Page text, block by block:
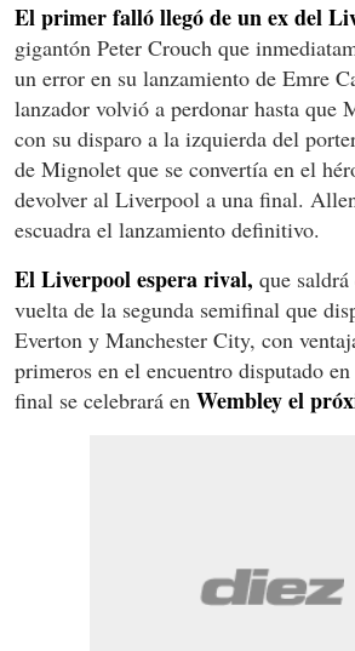
El primer falló llegó de un ex del
gigantón Peter Crouch que
un error en su lanzamiento de Emre
lanzador volvió a perdonar hasta que
con su disparo a la izquierda del
de Mignolet que se convertía en el
devolver al Liverpool a una final.
escuadra el lanzamiento definitivo.
El Liverpool espera rival, que
vuelta de la segunda semifinal que
Everton y Manchester City, con
primeros en el encuentro disputado
final se celebrará en Wembley el